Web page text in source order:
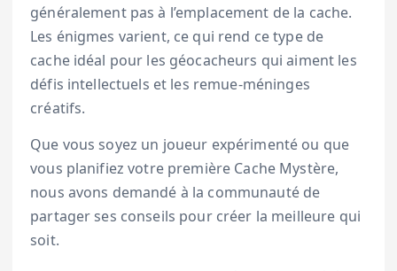
généralement pas à l’emplacement de la cache.
Les énigmes varient, ce qui rend ce type de
cache idéal pour les géocacheurs qui aiment les
défis intellectuels et les remue-méninges
créatifs.
Que vous soyez un joueur expérimenté ou que
vous planifiez votre première Cache Mystère,
nous avons demandé à la communauté de
partager ses conseils pour créer la meilleure qui
soit.